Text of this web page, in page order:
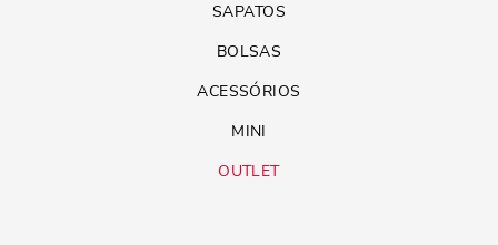
SAPATOS
BOLSAS
ACESSÓRIOS
MINI
OUTLET